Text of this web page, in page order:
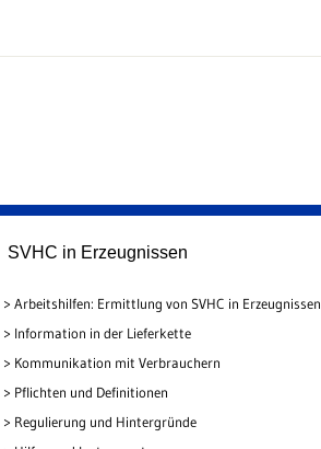
SVHC in Erzeugnissen
Arbeitshilfen: Ermittlung von SVHC in Erzeugnissen
Information in der Lieferkette
Kommunikation mit Verbrauchern
Pflichten und Definitionen
Regulierung und Hintergründe